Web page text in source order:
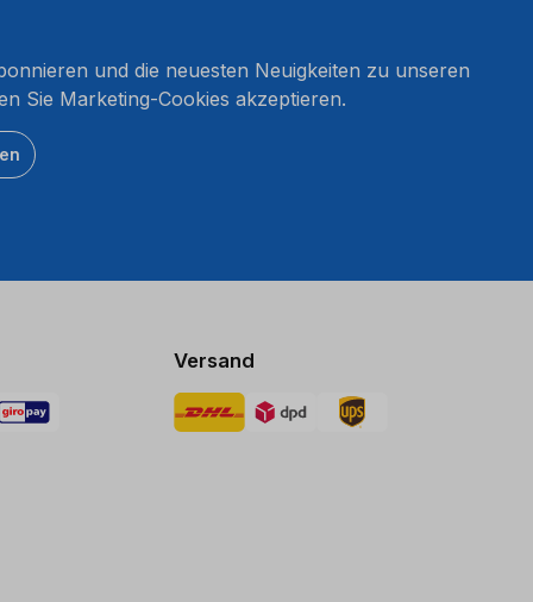
und die neuesten Neuigkeiten zu unseren
Sie Marketing-Cookies akzeptieren.
Versand